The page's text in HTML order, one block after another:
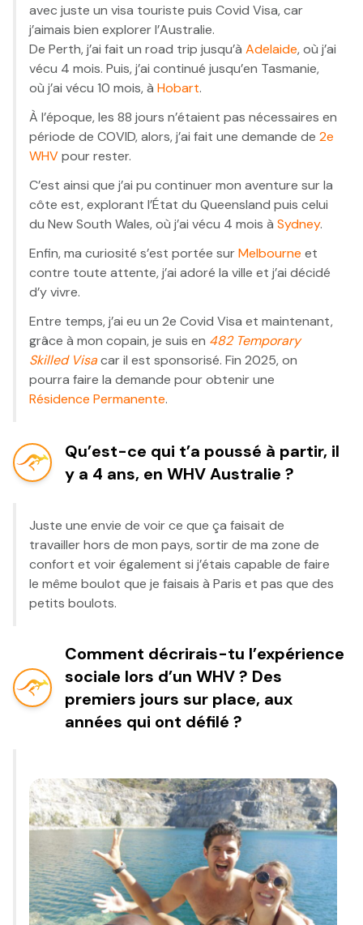
avec juste un visa touriste puis Covid Visa, car
j’aimais bien explorer l’Australie.
De Perth, j’ai fait un road trip jusqu’à Adelaide, où j’ai
vécu 4 mois. Puis, j’ai continué jusqu’en Tasmanie,
où j’ai vécu 10 mois, à Hobart.
À l’époque, les 88 jours n’étaient pas nécessaires en
période de COVID, alors, j’ai fait une demande de 2e
WHVpour rester.
C’est ainsi que j’ai pu continuer mon aventure sur la
côte est, explorant l’État du Queensland puis celui
du New South Wales, où j’ai vécu 4 mois à Sydney.
Enfin, ma curiosité s’est portée surMelbourne et
contre toute attente, j’ai adoré la ville et j’ai décidé
d’y vivre.
Entre temps, j’ai eu un 2e Covid Visa et maintenant,
grâce à mon copain, je suis en 482 Temporary
Skilled Visacar il est sponsorisé. Fin 2025, on
pourra faire la demande pour obtenir une
Résidence Permanente.
Qu’est-ce qui t’a poussé à partir, il
y a 4 ans, en WHV Australie ?
Juste une envie de voir ce que ça faisait de
travailler hors de mon pays, sortir de ma zone de
confort et voir également si j’étais capable de faire
le même boulot que je faisais à Paris et pas que des
petits boulots.
Comment décrirais-tu l’expérience
sociale lors d’un WHV ? Des
premiers jours sur place, aux
années qui ont défilé ?